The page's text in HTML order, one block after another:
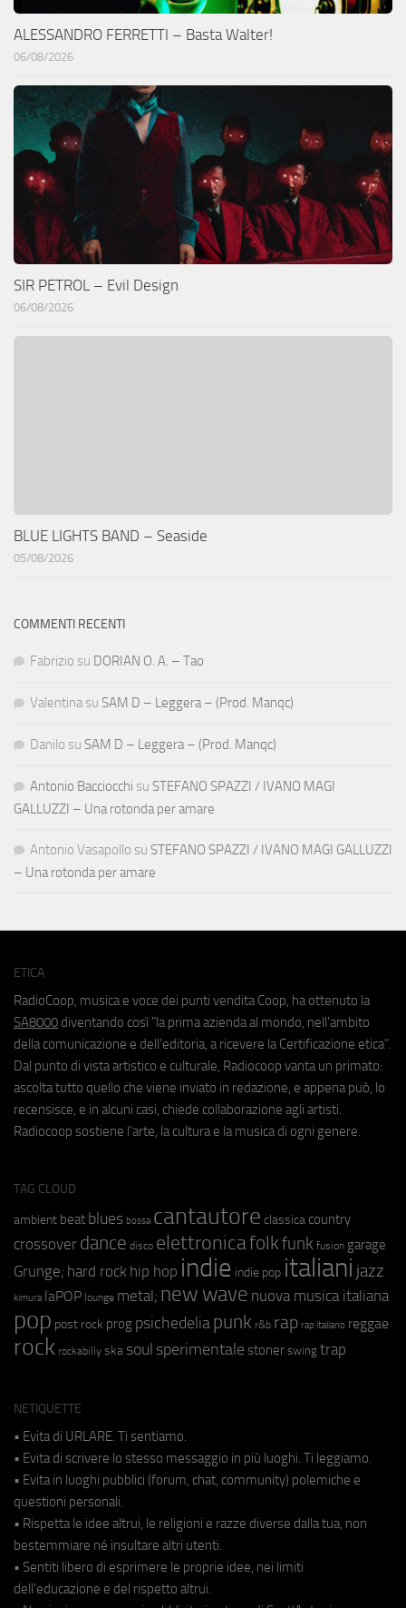
ALESSANDRO FERRETTI – Basta Walter!
06/08/2026
SIR PETROL – Evil Design
06/08/2026
BLUE LIGHTS BAND – Seaside
05/08/2026
COMMENTI RECENTI
Fabrizio su DORIAN O. A. – Tao
Valentina su SAM D – Leggera – (Prod. Manqc)
Danilo su SAM D – Leggera – (Prod. Manqc)
Antonio Bacciocchi su STEFANO SPAZZI / IVANO MAGI
GALLUZZI – Una rotonda per amare
Antonio Vasapollo su STEFANO SPAZZI / IVANO MAGI GALLUZZI
– Una rotonda per amare
ETICA
RadioCoop, musica e voce dei punti vendita Coop, ha ottenuto la
SA8000 diventando così "la prima azienda al mondo, nell'ambito
della comunicazione e dell'editoria, a ricevere la Certificazione etica".
Dal punto di vista artistico e culturale, Radiocoop vanta un primato:
ascolta tutto quello che viene inviato in redazione, e appena può, lo
recensisce, e in alcuni casi, chiede collaborazione agli artisti.
Radiocoop sostiene l'arte, la cultura e la musica di ogni genere.
TAG CLOUD
ambient beat blues bossa cantautore classica country
crossover dance disco elettronicafolkfunk fusion garage
Grunge; hard rock hip hop indie indie pop italiani jazz
kimura laPOP lounge metal; new wave nuova musica italiana
pop post rock prog psichedeliapunk r&b rap rap italiano reggae
rock rockabilly ska soul sperimentale stoner swing trap
NETIQUETTE
• Evita di URLARE. Ti sentiamo.
• Evita di scrivere lo stesso messaggio in più luoghi. Ti leggiamo.
• Evita in luoghi pubblici (forum, chat, community) polemiche e
questioni personali.
• Rispetta le idee altrui, le religioni e razze diverse dalla tua, non
bestemmiare né insultare altri utenti.
• Sentiti libero di esprimere le proprie idee, nei limiti
dell'educazione e del rispetto altrui.